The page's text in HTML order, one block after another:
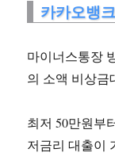
카카오뱅
마이너스통장
의 소액 비상금
최저 50만원부
저금리 대출이